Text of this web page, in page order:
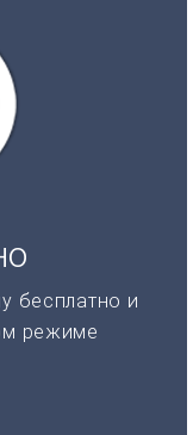
бесплатно и
режиме